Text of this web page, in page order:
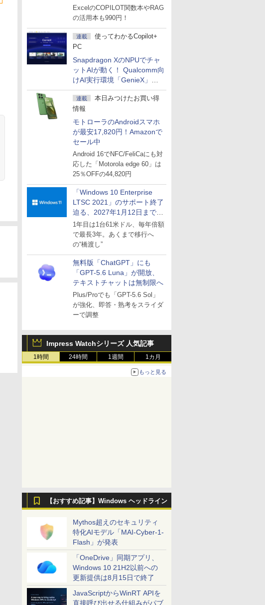
マーセール」第2弾開始！
ExcelのCOPILOT関数本やRAG
の活用本も990円！
連載
使ってわかるCopilot+
PC
Snapdragon XのNPUでチャ
ットAIが動く！ Qualcomm向
けAI実行環境「GenieX」を
試してみた
連載
本日みつけたお買い得
情報
モトローラのAndroidスマホ
が最安17,820円！Amazonで
セール中
Android 16でNFC/FeliCaにも対
応した「Motorola edge 60」は
25％OFFの44,820円
「Windows 10 Enterprise
LTSC 2021」のサポート終了
迫る、2027年1月12日まで
～ESUは9月1日から販売
1年目は1台61米ドル、毎年倍額
で最長3年。あくまで移行へ
の“橋渡し”
無料版「ChatGPT」にも
「GPT-5.6 Luna」が開放、
テキストチャットは無制限へ
Plus/Proでも「GPT-5.6 Sol」
が強化、即答・熟考をスライダ
ーで調整
Impress Watchシリーズ 人気記事
1時間 24時間 1週間 1カ月
もっと見る
【おすすめ記事】Windows ヘッドライン
Mythos超えのセキュリティ
特化AIモデル「MAI-Cyber-1-
Flash」が発表
「OneDrive」同期アプリ、
Windows 10 21H2以前への
更新提供は8月15日で終了
JavaScriptからWinRT APIを
直接呼び出せる仕組みがパブ